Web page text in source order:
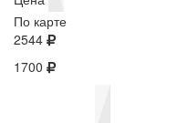
По карте
2544
1700